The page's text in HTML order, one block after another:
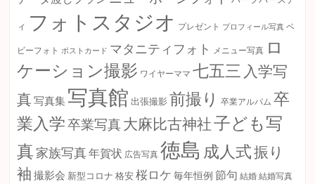
ィ フォトスタジオ プレゼント プロフィール写真 ベ
ビーフォト ポストカード マタニティフォト メニュー写真 ロ
ケーション撮影 ワイヤーママ 七五三 入学写
真 写真集 写真館 出張撮影 前撮り 卒業アルパム 卒
業入学 卒業写真大麻比古神社子ども写
真 家族写真年賀状 広告写真 徳島 成人式振り
袖 撮影会 新型コロナ 格安 桜ロケ 毎年恒例 節句 結婚 結婚写真